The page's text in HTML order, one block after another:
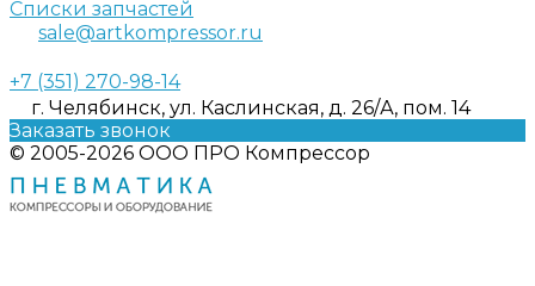
Списки запчастей
sale@artkompressor.ru
+7 (351) 270-98-14
г. Челябинск, ул. Каслинская, д. 26/А, пом. 14
Заказать звонок
© 2005-2026 ООО ПРО Компрессор